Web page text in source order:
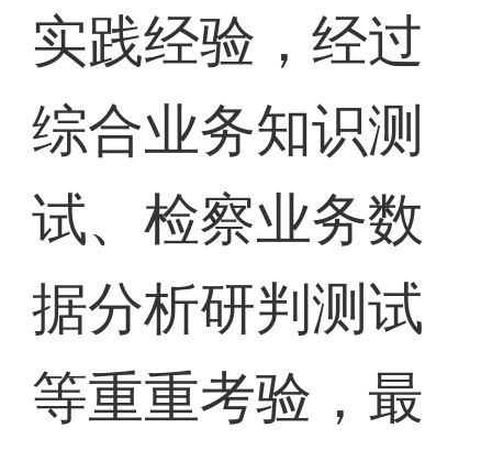
实践经验，经过
综合业务知识测
试、检察业务数
据分析研判测试
等重重考验，最